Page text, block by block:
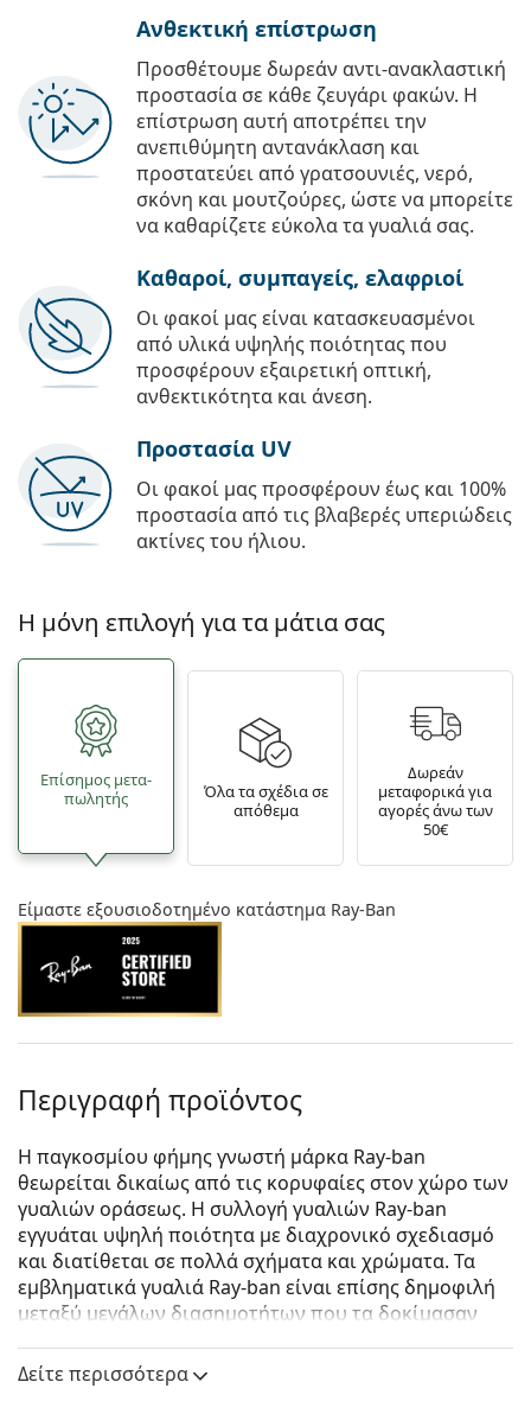
Ανθεκτική επίστρωση
Προσθέτουμε δωρεάν αντι-ανακλαστική
προστασία σε κάθε ζευγάρι φακών. Η
επίστρωση αυτή αποτρέπει την
ανεπιθύμητη αντανάκλαση και
προστατεύει από γρατσουνιές, νερό,
σκόνη και μουτζούρες, ώστε να μπορείτε
να καθαρίζετε εύκολα τα γυαλιά σας.
Καθαροί, συμπαγείς, ελαφριοί
Οι φακοί μας είναι κατασκευασμένοι
από υλικά υψηλής ποιότητας που
προσφέρουν εξαιρετική οπτική,
ανθεκτικότητα και άνεση.
Προστασία UV
Οι φακοί μας προσφέρουν έως και 100%
προστασία από τις βλαβερές υπεριώδεις
ακτίνες του ήλιου.
Η μόνη επιλογή για τα μάτια σας
Επίσημος μετα­
πωλητής
Όλα τα σχέδια σε
απόθεμα
Δωρεάν
μεταφορικά για
αγορές άνω των
50€
Είμαστε εξουσιοδοτημένο κατάστημα Ray-Ban
Περιγραφή προϊόντος
Η παγκοσμίου φήμης γνωστή μάρκα Ray-ban
θεωρείται δικαίως από τις κορυφαίες στον χώρο των
γυαλιών οράσεως. Η συλλογή γυαλιών Ray-ban
εγγυάται υψηλή ποιότητα με διαχρονικό σχεδιασμό
και διατίθεται σε πολλά σχήματα και χρώματα. Τα
εμβληματικά γυαλιά Ray-ban είναι επίσης δημοφιλή
μεταξύ μεγάλων διασημοτήτων που τα δοκίμασαν
Ray-Ban 0RX7140 2012 49
Δείτε περισσότερα